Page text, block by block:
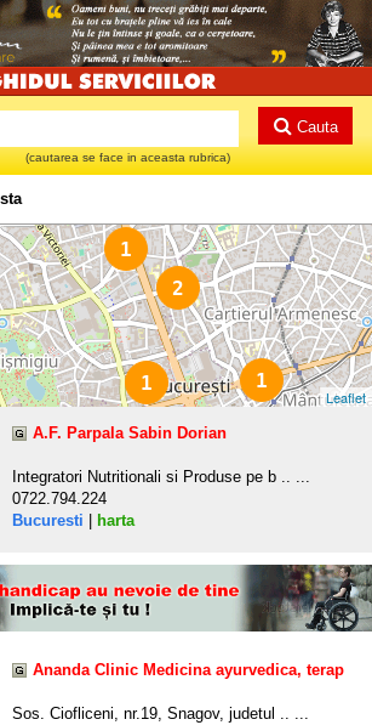
(cautarea se face in aceasta rubrica)
Cauta
1
1
2
1
Leaflet
A.F. Parpala Sabin Dorian
Integratori Nutritionali si Produse pe b .. ...
0722.794.224
Bucuresti | harta
Ananda Clinic Medicina ayurvedica, terap
Sos. Ciofliceni, nr.19, Snagov, judetul .. ...